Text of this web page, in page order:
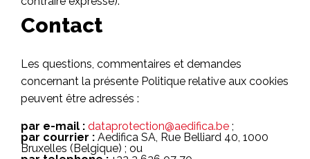
Contact
Les questions, commentaires et demandes
concernant la présente Politique relative aux cookies
peuvent être adressés :
par e-mail : dataprotection@aedifica.be ;
par courrier : Aedifica SA, Rue Belliard 40, 1000
Bruxelles (Belgique) ; ou